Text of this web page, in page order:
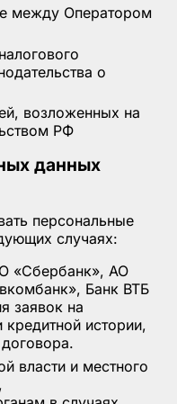
между Оператором
о
возложенных на
РФ
данных
персональные
случаях:
«Сбербанк», АО
Банк ВТБ
заявок на
истории,
власти и местного